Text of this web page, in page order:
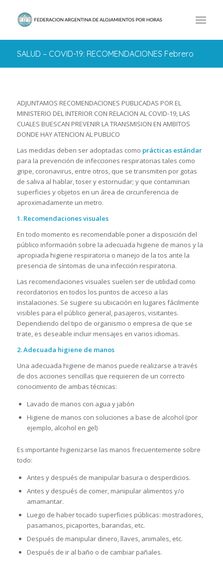
SALUD – COVID-19: RECOMENDACIONES Febrero
ADJUNTAMOS RECOMENDACIONES PUBLICADAS POR EL
MINISTERIO DEL INTERIOR CON RELACION AL COVID-19, LAS
CUALES BUESCAN PREVENIR LA TRANSMISION EN AMBITOS
DONDE HAY ATENCION AL PUBLICO
Las medidas deben ser adoptadas como prácticas estándar
para la prevención de infecciones respiratorias tales como
gripe, coronavirus, entre otros, que se transmiten por gotas
de saliva al hablar, toser y estornudar; y que contaminan
superficies y objetos en un área de circunferencia de
aproximadamente un metro.
1. Recomendaciones visuales
En todo momento es recomendable poner a disposición del
público información sobre la adecuada higiene de manos y la
apropiada higiene respiratoria o manejo de la tos ante la
presencia de síntomas de una infección respiratoria.
Las recomendaciones visuales suelen ser de utilidad como
recordatorios en todos los puntos de acceso a las
instalaciones. Se sugiere su ubicación en lugares fácilmente
visibles para el público general, pasajeros, visitantes.
Dependiendo del tipo de organismo o empresa de que se
trate, es deseable incluir mensajes en varios idiomas.
2. Adecuada higiene de manos
Una adecuada higiene de manos puede realizarse a través
de dos acciones sencillas que requieren de un correcto
conocimiento de ambas técnicas:
Lavado de manos con agua y jabón
Higiene de manos con soluciones a base de alcohol (por
ejemplo, alcohol en gel)
Es importante higienizarse las manos frecuentemente sobre
todo:
Antes y después de manipular basura o desperdicios.
Antes y después de comer, manipular alimentos y/o
amamantar.
Luego de haber tocado superficies públicas: mostradores,
pasamanos, picaportes, barandas, etc.
Después de manipular dinero, llaves, animales, etc.
Después de ir al baño o de cambiar pañales.